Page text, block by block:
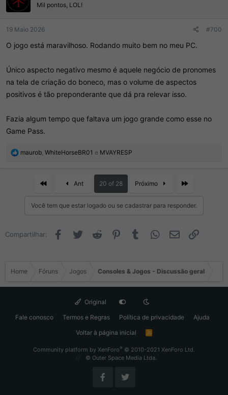
e
s
Mil pontos, LOL!
19 Maio 2026 #700
O jogo está maravilhoso. Rodando muito bem no meu PC.
Único aspecto negativo mesmo é aquele negócio de pronomes
na tela de criação do boneco, mas o volume de aspectos
positivos é tão preponderante que dá pra relevar isso.
Fazia algum tempo que faltava um jogo grande como esse no
Game Pass.
R
maurob, WhiteHorseBR01 e MVAYRESP
First Ant 20 of 28 Próximo
Você tem que estar logado ou se cadastrar para responder.
Compartilhar: FacebookTwitter Reddit PinterestTumblr WhatsApp
Email
Home Fóruns Jogos Consoles & Jogos - Discussão geral
Original
Fale conosco
Termos e Regras Política de privacidade
Ajuda
Voltar à página inicial
R
Community platform by XenForo® © 2010-2021 XenForo Ltd.
© Outer Space Media Ltda.